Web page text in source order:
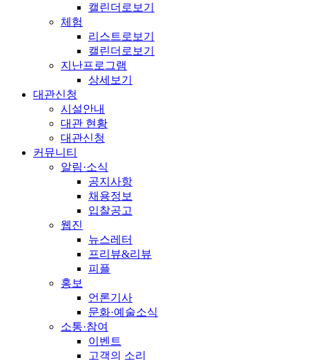
캘린더로보기
체험
리스트로보기
캘린더로보기
지난프로그램
상세보기
대관신청
시설안내
대관 현황
대관신청
커뮤니티
알림·소식
공지사항
채용정보
입찰공고
웹진
뉴스레터
프리뷰&리뷰
피플
홍보
언론기사
문화·예술소식
소통·참여
이벤트
고객의 소리